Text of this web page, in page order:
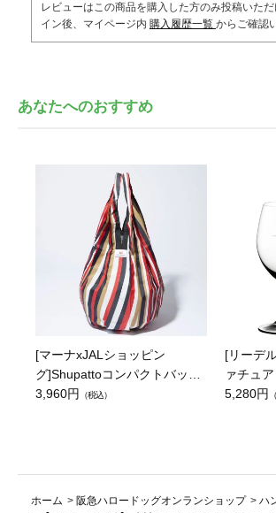
レビューはこの商品を購入した方のみ投稿いた
イン後、マイページ内 購入履歴一覧 からご確認
あなたへのおすすめ
[マーナxJALショッピン
グ]Shupattoコンパクトバッグ
Drop JAL客室乗務員（LC）ス
3,960円 （税込）
[リーデ
ァチュ
ト（レッ
5,280円
ホーム > 阪急ハロードッグオンランショップ > ハ